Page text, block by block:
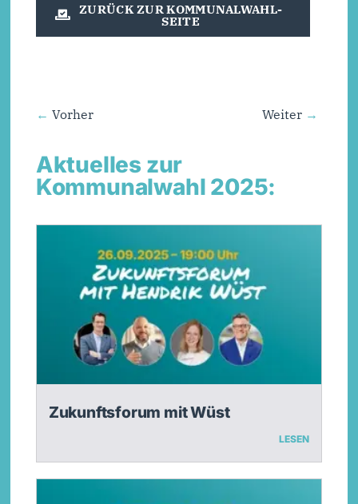
ZURÜCK ZUR KOMMUNALWAHL-
SEITE
Vorher Weiter
Aktuelles zur
Kommunalwahl 2025:
Zukunftsforum mit Wüst
LESEN